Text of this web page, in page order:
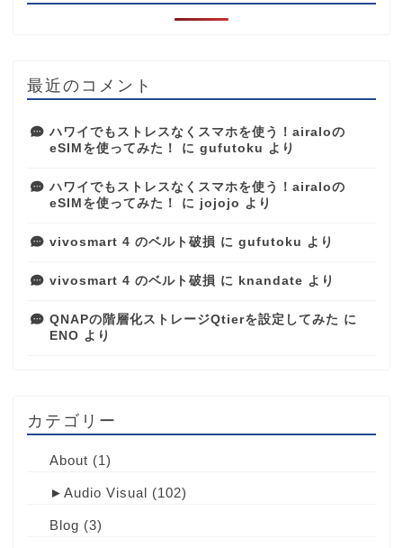
最近のコメント
ハワイでもストレスなくスマホを使う！airaloの
eSIMを使ってみた！
に gufutoku より
ハワイでもストレスなくスマホを使う！airaloの
eSIMを使ってみた！
に jojojo より
vivosmart 4 のベルト破損 に gufutoku より
vivosmart 4 のベルト破損 に knandate より
QNAPの階層化ストレージQtierを設定してみた に
ENO より
カテゴリー
About (1)
► Audio Visual (102)
Blog (3)